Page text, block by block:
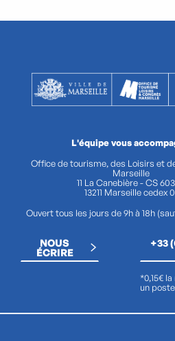
L'équipe vous
Office de tourisme, des Loisirs et
Marseille
11 La Canebière - CS
13211 Marseille cedex
Ouvert tous les jours de 9h à 18h
NOUS
ÉCRIRE
+33
*0,15€
un